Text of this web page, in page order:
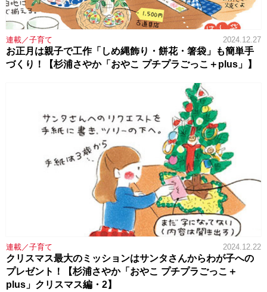
連載／子育て 2024.12.27
お正月は親子で工作「しめ縄飾り・餅花・箸袋」も簡単手
づくり！【杉浦さやか「おやこ プチプラごっこ＋plus」】
連載／子育て 2024.12.22
クリスマス最大のミッションはサンタさんからわが子への
プレゼント！【杉浦さやか「おやこ プチプラごっこ＋
plus」クリスマス編・2】